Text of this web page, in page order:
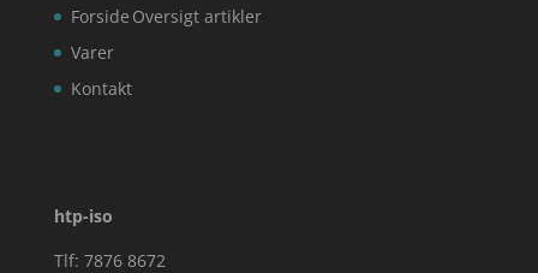
Forside
Varer
Kontakt
Oversigt artikler
htp-iso
Tlf: 7876 8672